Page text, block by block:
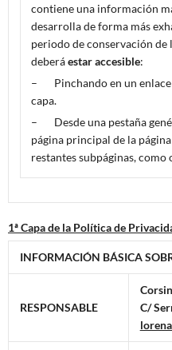
contiene una información
desarrolla de forma más
periodo de conservación de
deberáestar accesible:
– Pinchando en un enlace
capa.
– Desde una pestaña
página principal de la
restantes subpáginas, como
1ª Capa de la Política de
INFORMACIÓN BÁSICA
RESPONSABLE
C/